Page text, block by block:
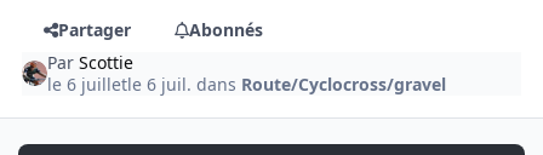
Partager
Abonnés
ParScottie
le 6 juilletle 6 juil. dans Route/Cyclocross/gravel